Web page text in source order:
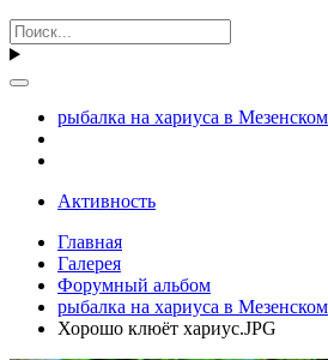
рыбалка на хариуса в
Активность
Главная
Галерея
Форумный альбом
рыбалка на хариуса в
Хорошо клюёт хариус.JPG